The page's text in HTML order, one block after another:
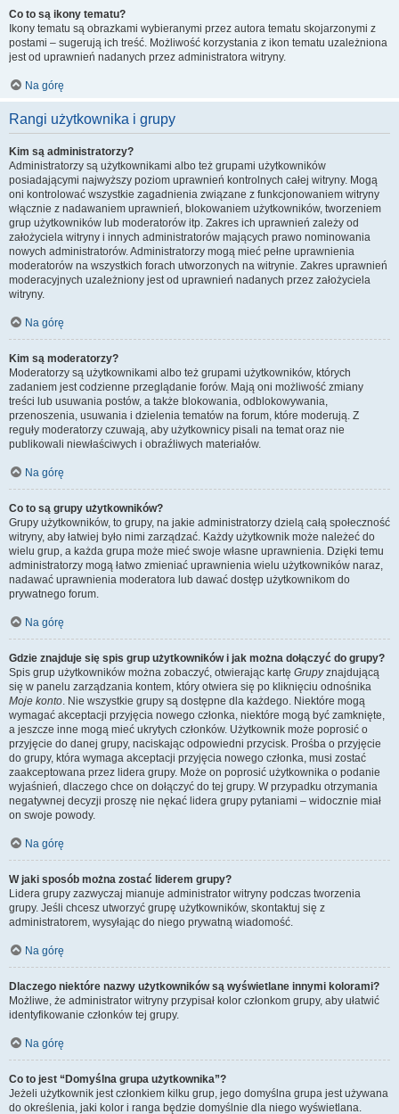
Co to są ikony tematu?
Ikony tematu są obrazkami wybieranymi przez autora tematu skojarzonymi z
postami – sugerują ich treść. Możliwość korzystania z ikon tematu uzależniona
jest od uprawnień nadanych przez administratora witryny.
Na górę
Rangi użytkownika i grupy
Kim są administratorzy?
Administratorzy są użytkownikami albo też grupami użytkowników
posiadającymi najwyższy poziom uprawnień kontrolnych całej witryny. Mogą
oni kontrolować wszystkie zagadnienia związane z funkcjonowaniem witryny
włącznie z nadawaniem uprawnień, blokowaniem użytkowników, tworzeniem
grup użytkowników lub moderatorów itp. Zakres ich uprawnień zależy od
założyciela witryny i innych administratorów mających prawo nominowania
nowych administratorów. Administratorzy mogą mieć pełne uprawnienia
moderatorów na wszystkich forach utworzonych na witrynie. Zakres uprawnień
moderacyjnych uzależniony jest od uprawnień nadanych przez założyciela
witryny.
Na górę
Kim są moderatorzy?
Moderatorzy są użytkownikami albo też grupami użytkowników, których
zadaniem jest codzienne przeglądanie forów. Mają oni możliwość zmiany
treści lub usuwania postów, a także blokowania, odblokowywania,
przenoszenia, usuwania i dzielenia tematów na forum, które moderują. Z
reguły moderatorzy czuwają, aby użytkownicy pisali na temat oraz nie
publikowali niewłaściwych i obraźliwych materiałów.
Na górę
Co to są grupy użytkowników?
Grupy użytkowników, to grupy, na jakie administratorzy dzielą całą społeczność
witryny, aby łatwiej było nimi zarządzać. Każdy użytkownik może należeć do
wielu grup, a każda grupa może mieć swoje własne uprawnienia. Dzięki temu
administratorzy mogą łatwo zmieniać uprawnienia wielu użytkowników naraz,
nadawać uprawnienia moderatora lub dawać dostęp użytkownikom do
prywatnego forum.
Na górę
Gdzie znajduje się spis grup użytkowników i jak można dołączyć do grupy?
Spis grup użytkowników można zobaczyć, otwierając kartę Grupyznajdującą
się w panelu zarządzania kontem, który otwiera się po kliknięciu odnośnika
Moje konto. Nie wszystkie grupy są dostępne dla każdego. Niektóre mogą
wymagać akceptacji przyjęcia nowego członka, niektóre mogą być zamknięte,
a jeszcze inne mogą mieć ukrytych członków. Użytkownik może poprosić o
przyjęcie do danej grupy, naciskając odpowiedni przycisk. Prośba o przyjęcie
do grupy, która wymaga akceptacji przyjęcia nowego członka, musi zostać
zaakceptowana przez lidera grupy. Może on poprosić użytkownika o podanie
wyjaśnień, dlaczego chce on dołączyć do tej grupy. W przypadku otrzymania
negatywnej decyzji proszę nie nękać lidera grupy pytaniami – widocznie miał
on swoje powody.
Na górę
W jaki sposób można zostać liderem grupy?
Lidera grupy zazwyczaj mianuje administrator witryny podczas tworzenia
grupy. Jeśli chcesz utworzyć grupę użytkowników, skontaktuj się z
administratorem, wysyłając do niego prywatną wiadomość.
Na górę
Dlaczego niektóre nazwy użytkowników są wyświetlane innymi kolorami?
Możliwe, że administrator witryny przypisał kolor członkom grupy, aby ułatwić
identyfikowanie członków tej grupy.
Na górę
Co to jest “Domyślna grupa użytkownika”?
Jeżeli użytkownik jest członkiem kilku grup, jego domyślna grupa jest używana
do określenia, jaki kolor i ranga będzie domyślnie dla niego wyświetlana.